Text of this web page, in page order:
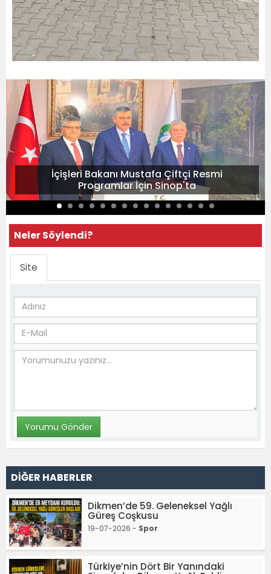
İçişleri Bakanı Mustafa Çiftçi Resmi
Programlar İçin Sinop'ta
Neler Söylendi?
Site
DİĞER HABERLER
Dikmen’de 59. Geleneksel Yağlı
Güreş Coşkusu
19-07-2026 - Spor
Türkiye’nin Dört Bir Yanındaki